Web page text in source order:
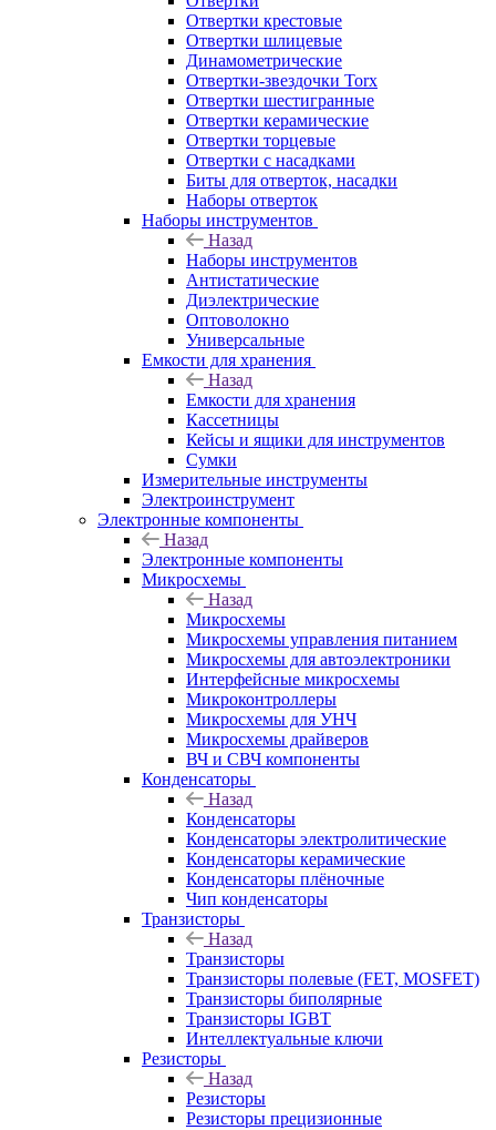
Отвертки крестовые
Отвертки шлицевые
Динамометрические
Отвертки-звездочки Torx
Отвертки шестигранные
Отвертки керамические
Отвертки торцевые
Отвертки с насадками
Биты для отверток, насадки
Наборы отверток
Наборы инструментов
Назад
Наборы инструментов
Антистатические
Диэлектрические
Оптоволокно
Универсальные
Емкости для хранения
Назад
Емкости для хранения
Кассетницы
Кейсы и ящики для инструментов
Сумки
Измерительные инструменты
Электроинструмент
Электронные компоненты
Назад
Электронные компоненты
Микросхемы
Назад
Микросхемы
Микросхемы управления питанием
Микросхемы для автоэлектроники
Интерфейсные микросхемы
Микроконтроллеры
Микросхемы для УНЧ
Микросхемы драйверов
ВЧ и СВЧ компоненты
Конденсаторы
Назад
Конденсаторы
Конденсаторы электролитические
Конденсаторы керамические
Конденсаторы плёночные
Чип конденсаторы
Транзисторы
Назад
Транзисторы
Транзисторы полевые (FET, MOSFET)
Транзисторы биполярные
Транзисторы IGBT
Интеллектуальные ключи
Резисторы
Назад
Резисторы
Резисторы прецизионные